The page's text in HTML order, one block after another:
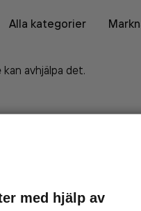
Alla kategorier
avhjälpa det.
med hjälp av